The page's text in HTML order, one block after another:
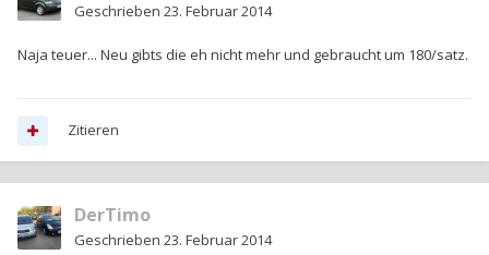
Geschrieben 23. Februar 2014
Naja teuer... Neu gibts die eh nicht mehr und gebraucht um 180/satz.
Zitieren
DerTimo
Geschrieben 23. Februar 2014